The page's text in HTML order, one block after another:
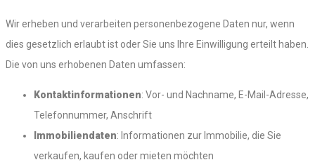
Wir erheben und verarbeiten personenbezogene Daten nur, wenn
dies gesetzlich erlaubt ist oder Sie uns Ihre Einwilligung erteilt haben.
Die von uns erhobenen Daten umfassen:
Kontaktinformationen: Vor- und Nachname, E-Mail-Adresse,
Telefonnummer, Anschrift
Immobiliendaten: Informationen zur Immobilie, die Sie
verkaufen, kaufen oder mieten möchten